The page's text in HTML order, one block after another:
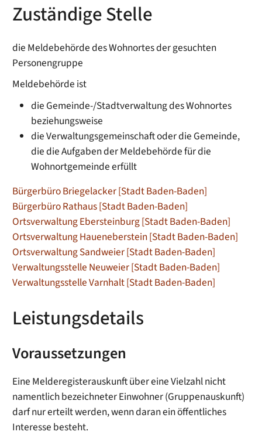
Zuständige Stelle
die Meldebehörde des Wohnortes der gesuchten
Personengruppe
Meldebehörde ist
die Gemeinde-/Stadtverwaltung des Wohnortes
beziehungsweise
die Verwaltungsgemeinschaft oder die Gemeinde,
die die Aufgaben der Meldebehörde für die
Wohnortgemeinde erfüllt
Bürgerbüro Briegelacker [Stadt Baden-Baden]
Bürgerbüro Rathaus [Stadt Baden-Baden]
Ortsverwaltung Ebersteinburg [Stadt Baden-Baden]
Ortsverwaltung Haueneberstein [Stadt Baden-Baden]
Ortsverwaltung Sandweier [Stadt Baden-Baden]
Verwaltungsstelle Neuweier [Stadt Baden-Baden]
Verwaltungsstelle Varnhalt [Stadt Baden-Baden]
Leistungsdetails
Voraussetzungen
Eine Melderegisterauskunft über eine Vielzahl nicht
namentlich bezeichneter Einwohner (Gruppenauskunft)
darf nur erteilt werden, wenn daran ein öffentliches
Interesse besteht.